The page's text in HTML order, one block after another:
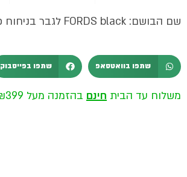
שם הבושם: FORDS black לגבר בניחוח פורד בלאק
שתפו בוואטסאפ שתפו בפייסבוק
משלוח עד הבית חינם בהזמנה מעל ₪399